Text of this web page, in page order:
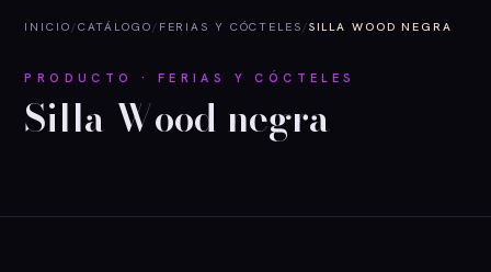
INICIO /CATÁLOGO / FERIAS Y CÓCTELES /SILLA WOOD NEGRA
PRODUCTO · FERIAS Y CÓCTELES
Silla Wood negra